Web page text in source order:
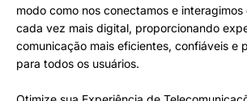
modo como nos conectamos e interagimos
cada vez mais digital, proporcionando
comunicação mais eficientes, confiáveis ​​e
para todos os usuários.